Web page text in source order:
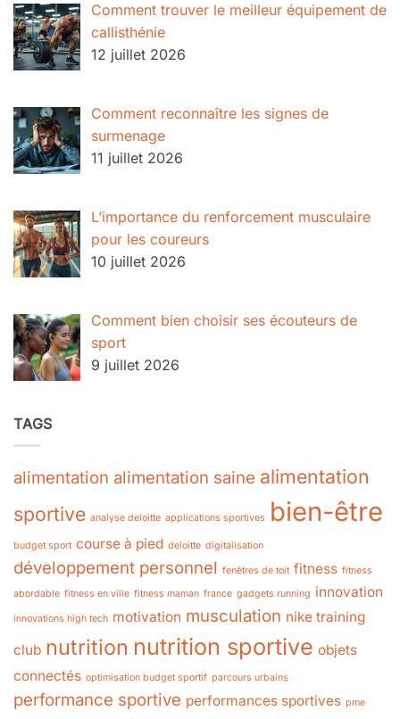
Comment trouver le meilleur équipement de
callisthénie
12 juillet 2026
Comment reconnaître les signes de
surmenage
11 juillet 2026
L’importance du renforcement musculaire
pour les coureurs
10 juillet 2026
Comment bien choisir ses écouteurs de
sport
9 juillet 2026
TAGS
alimentation alimentation saine alimentation
sportive analyse deloitte applications sportives bien-être
budget sport course à pied deloitte digitalisation
développement personnel fenêtres de toit fitness fitness
abordable fitness en ville fitness maman france gadgets running innovation
innovations high tech motivation musculation nike training
club nutrition nutrition sportive objets
connectés optimisation budget sportif parcours urbains
performance sportive performances sportives pme